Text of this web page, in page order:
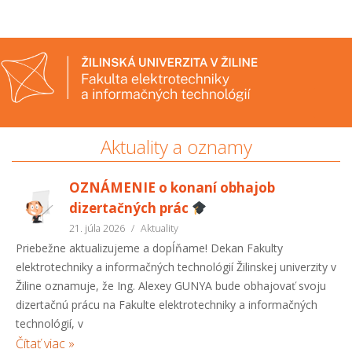
Aktuality a oznamy
OZNÁMENIE o konaní obhajob
dizertačných prác
21. júla 2026 / Aktuality
Priebežne aktualizujeme a dopĺňame! Dekan Fakulty
elektrotechniky a informačných technológií Žilinskej univerzity v
Žiline oznamuje, že Ing. Alexey GUNYA bude obhajovať svoju
dizertačnú prácu na Fakulte elektrotechniky a informačných
technológií, v
Čítať viac »